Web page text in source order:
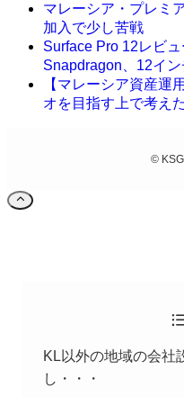
マレーシア・プレミ
加入で少し苦戦
Surface Pro 12レビ
Snapdragon、12イン
【マレーシア資産運
オを目指す上で考え
©
KL以外の地域の会社
し・・・